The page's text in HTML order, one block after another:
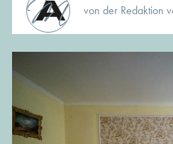
von der Redaktion